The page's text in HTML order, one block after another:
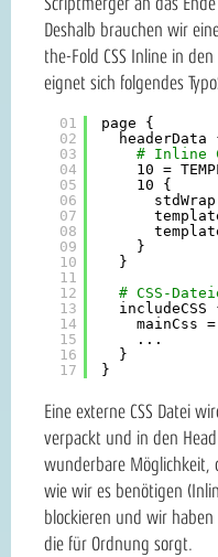
Deshalb brauchen wir
the-Fold CSS Inline in
eignet sich folgendes
01
02
03
04
05
06
07
08
09
10
11
12
13
14
15
16
17
page {
headerData
# Inline
10 =
10 {
}
}
# CSS-
includeCSS
mainCss
...
}
}
Eine externe CSS Datei
verpackt und in den
wunderbare Möglichkeit,
wie wir es benötigen
blockieren und wir haben
die für Ordnung sorgt.